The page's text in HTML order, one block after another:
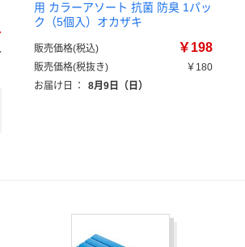
用 カラーアソート 抗菌 防臭 1パッ
ク（5個入）オカザキ
販売価格(税込) ￥198
販売価格(税抜き)
￥180
お届け日
： 8月9日（日）